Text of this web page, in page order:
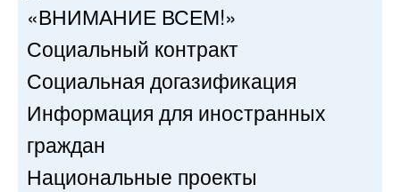
«ВНИМАНИЕ ВСЕМ!»
Социальный контракт
Социальная догазификация
Информация для иностранных
граждан
Национальные проекты